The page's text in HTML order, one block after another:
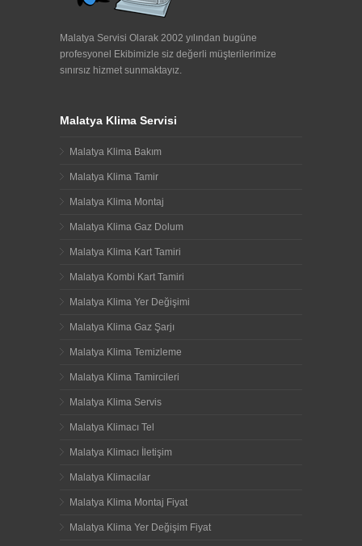
Malatya Servisi Olarak 2002 yılından bugüne
profesyonel Ekibimizle siz değerli müşterilerimize
sınırsız hizmet sunmaktayız.
Malatya Klima Servisi
Malatya Klima Bakım
Malatya Klima Tamir
Malatya Klima Montaj
Malatya Klima Gaz Dolum
Malatya Klima Kart Tamiri
Malatya Kombi Kart Tamiri
Malatya Klima Yer Değişimi
Malatya Klima Gaz Şarjı
Malatya Klima Temizleme
Malatya Klima Tamircileri
Malatya Klima Servis
Malatya Klimacı Tel
Malatya Klimacı İletişim
Malatya Klimacılar
Malatya Klima Montaj Fiyat
Malatya Klima Yer Değişim Fiyat